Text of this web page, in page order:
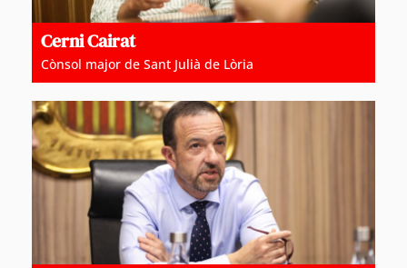
Cerni Cairat
Cònsol major de Sant Julià de Lòria